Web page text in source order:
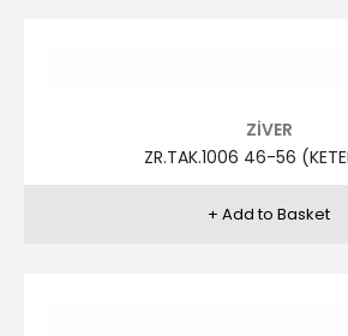
ZİVER
ZR.TAK.1002 46-56 R4